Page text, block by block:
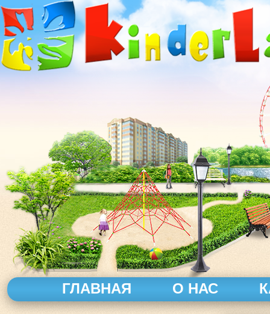
ГЛАВНАЯ О НАС